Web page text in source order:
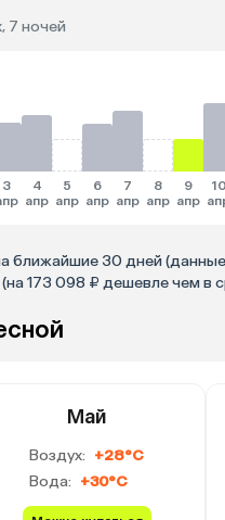
7 ночей
3
4
апр
5
апр
6
апр
7
апр
8
апр
9
апр
10
ближайшие 30 дней
173 098 ₽ дешевле чем в
Май
Воздух: +28°C
Вода: +30°C